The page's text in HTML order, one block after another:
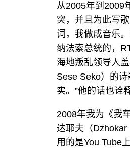
从2005年到2009
突，并且为此写
词，我做成音乐
纳法索总统的，
海地叛乱领导人
Sese Seko）的
实。”他的话也诠
2008年我为《我
达耶夫（
用的是You Tube